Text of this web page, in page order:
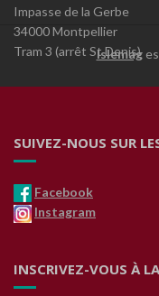
Impasse de la Gerbe
34000 Montpellier
Tram 3 (arrêt St Denis)
SUIVEZ-NOUS SUR
Facebook
Instagram
INSCRIVEZ-VOUS À
Islemag